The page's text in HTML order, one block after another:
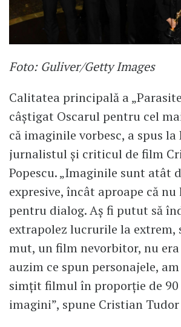
Foto: Guliver/Getty Images
Calitatea principală a
câștigat Oscarul pentru cel
că imaginile vorbesc, a spus la
jurnalistul și criticul de film
Popescu. „Imaginile sunt atât
expresive, încât aproape că nu
pentru dialog. Aș fi putut să
extrapolez lucrurile la extrem,
mut, un film nevorbitor, nu era
auzim ce spun personajele,
simțit filmul în proporție de
imagini”, spune Cristian Tudor